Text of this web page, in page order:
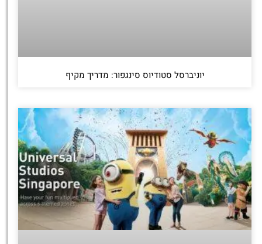
יוניברסל סטודיוס סינגפור: מדריך מקיף